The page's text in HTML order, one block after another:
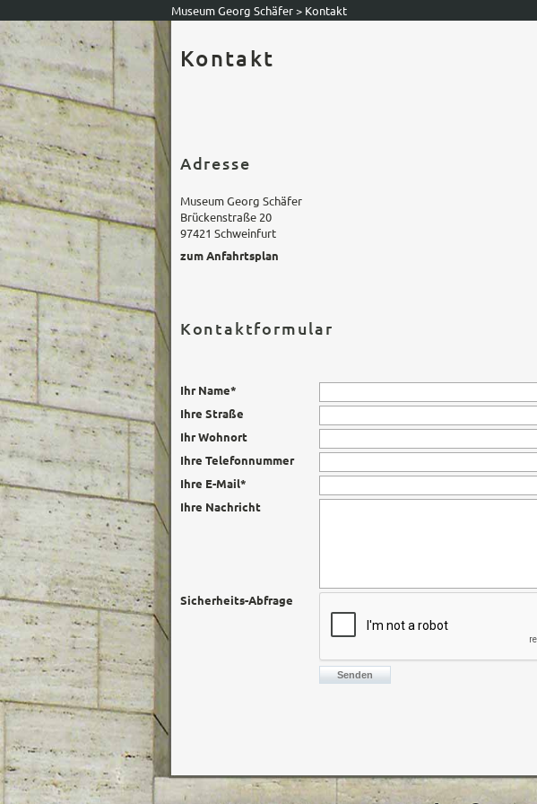
Museum Georg Schäfer> Kontakt
Kontakt
Adresse
Museum Georg Schäfer
Brückenstraße 20
97421 Schweinfurt
zum Anfahrtsplan
Kontaktformular
Ihr Name*
Ihre Straße
Ihr Wohnort
Ihre Telefonnummer
Ihre E-Mail*
Ihre Nachricht
Sicherheits-Abfrage